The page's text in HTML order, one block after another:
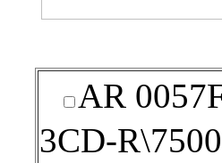
AR
3CD-